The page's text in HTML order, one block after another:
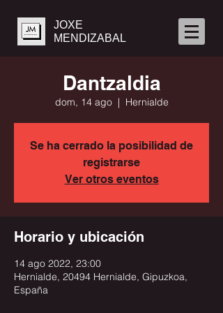
JOXE
MENDIZABAL
Dantzaldia
dom, 14 ago
  |
Hernialde
Se ha cerrado la posibilidad de
registrarse
Ver otros eventos
Horario y ubicación
14 ago 2022, 23:00
Hernialde, 20494 Hernialde, Gipuzkoa,
España